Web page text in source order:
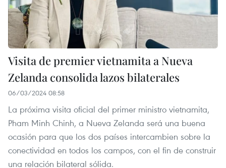
Visita de premier vietnamita a Nueva
Zelanda consolida lazos bilaterales
06/03/2024 08:58
La próxima visita oficial del primer ministro vietnamita,
Pham Minh Chinh, a Nueva Zelanda será una buena
ocasión para que los dos países intercambien sobre la
conectividad en todos los campos, con el fin de construir
una relación bilateral sólida.